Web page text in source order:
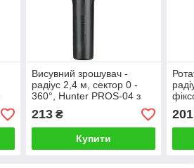
Висувний зрошувач -
радіус 2,4 м, сектор 0 -
360°, Hunter PROS-04 з
213₴
Купити
PS
201